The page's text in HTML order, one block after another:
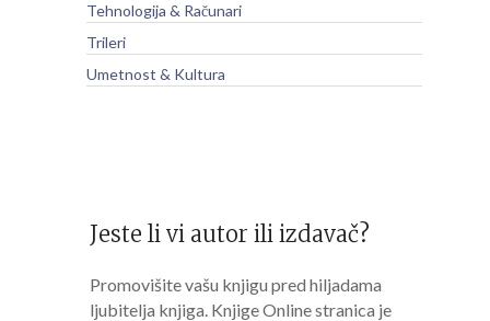
Tehnologija & Računari
Trileri
Umetnost & Kultura
Jeste li vi autor ili izdavač?
Promovišite vašu knjigu pred hiljadama
ljubitelja knjiga. Knjige Online stranica je